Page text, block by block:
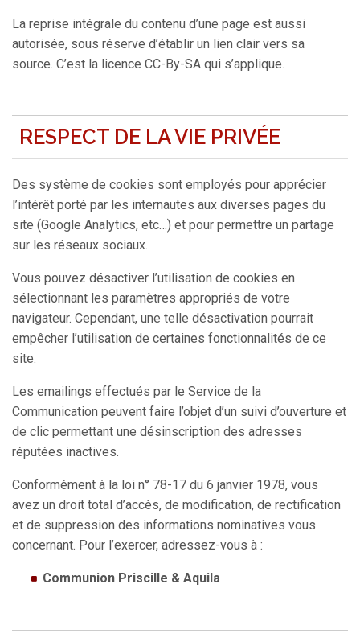
La reprise intégrale du contenu d’une page est aussi
autorisée, sous réserve d’établir un lien clair vers sa
source. C’est la licence CC-By-SA qui s’applique.
RESPECT DE LA VIE PRIVÉE
Des système de cookies sont employés pour apprécier
l’intérêt porté par les internautes aux diverses pages du
site (Google Analytics, etc…) et pour permettre un partage
sur les réseaux sociaux.
Vous pouvez désactiver l’utilisation de cookies en
sélectionnant les paramètres appropriés de votre
navigateur. Cependant, une telle désactivation pourrait
empêcher l’utilisation de certaines fonctionnalités de ce
site.
Les emailings effectués par le Service de la
Communication peuvent faire l’objet d’un suivi d’ouverture et
de clic permettant une désinscription des adresses
réputées inactives.
Conformément à la loi n° 78-17 du 6 janvier 1978, vous
avez un droit total d’accès, de modification, de rectification
et de suppression des informations nominatives vous
concernant. Pour l’exercer, adressez-vous à :
Communion Priscille & Aquila